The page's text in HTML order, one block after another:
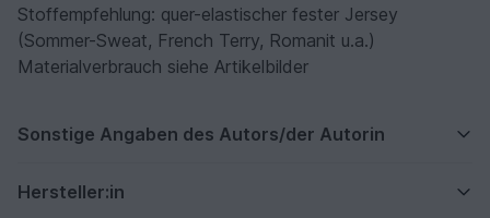
Stoffempfehlung: quer-elastischer fester Jersey
(Sommer-Sweat, French Terry, Romanit u.a.)
Materialverbrauch siehe Artikelbilder
Sonstige Angaben des Autors/der Autorin
Hersteller:in